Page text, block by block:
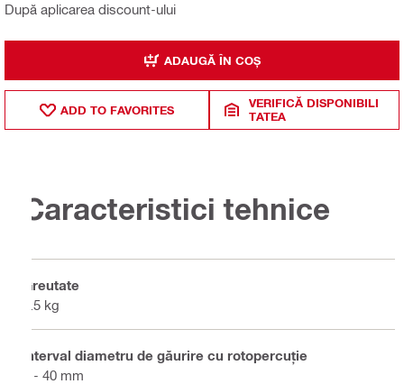
După aplicarea discount-ului
ADAUGĂ ÎN COȘ
ADD TO FAVORITES
VERIFICĂ DISPONIBILI
TATEA
Caracteristici tehnice
Greutate
0.5 kg
Interval diametru de găurire cu rotopercuție
4 - 40 mm